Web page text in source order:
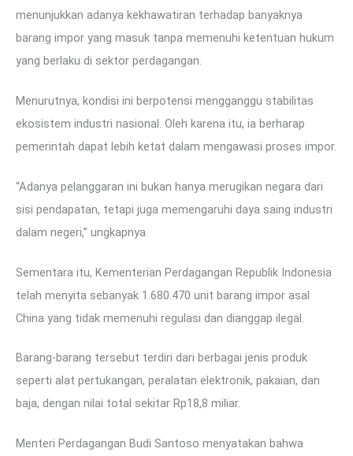
menunjukkan adanya kekhawatiran terhadap banyaknya
barang impor yang masuk tanpa memenuhi ketentuan hukum
yang berlaku di sektor perdagangan.
Menurutnya, kondisi ini berpotensi mengganggu stabilitas
ekosistem industri nasional. Oleh karena itu, ia berharap
pemerintah dapat lebih ketat dalam mengawasi proses impor.
“Adanya pelanggaran ini bukan hanya merugikan negara dari
sisi pendapatan, tetapi juga memengaruhi daya saing industri
dalam negeri,” ungkapnya.
Sementara itu, Kementerian Perdagangan Republik Indonesia
telah menyita sebanyak 1.680.470 unit barang impor asal
China yang tidak memenuhi regulasi dan dianggap ilegal.
Barang-barang tersebut terdiri dari berbagai jenis produk
seperti alat pertukangan, peralatan elektronik, pakaian, dan
baja, dengan nilai total sekitar Rp18,8 miliar.
Menteri Perdagangan Budi Santoso menyatakan bahwa